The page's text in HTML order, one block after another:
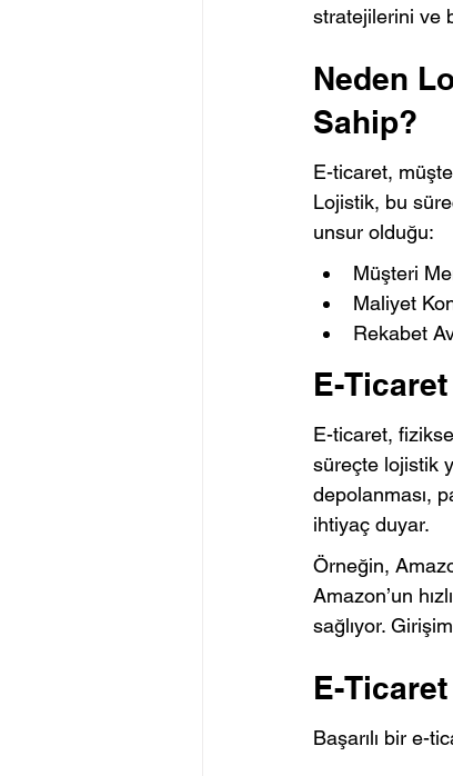
stratejilerini ve
Neden
Sahip?
E-ticaret,
Lojistik, bu
unsur olduğu:
Müşteri
Maliyet
Rekabet
E-
E-ticaret,
süreçte lojistik
depolanması,
ihtiyaç duyar.
Örneğin,
Amazon’un
sağlıyor.
E-
Başarılı bir e-